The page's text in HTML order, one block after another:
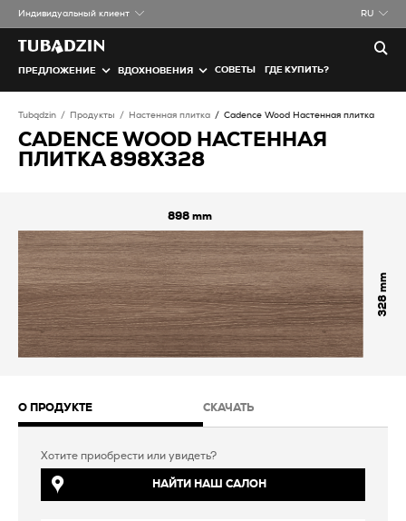
Индивидуальный клиент RU
ПРЕДЛОЖЕНИЕ ВДОХНОВЕНИЯ СОВЕТЫ ГДЕ КУПИТЬ?
Tubądzin Продукты Настенная плитка Cadence Wood Настенная плитка
CADENCE WOOD НАСТЕННАЯ
ПЛИТКА 898X328
898
328
О ПРОДУКТЕ СКАЧАТЬ
Хотите приобрести или увидеть?
НАЙТИ НАШ САЛОН